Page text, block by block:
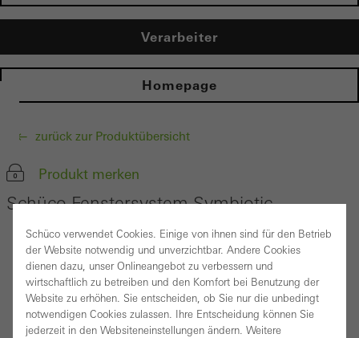
Verarbeiter
Homepage
zurück zur Produktübersicht
Produkt merken
Schüco Fenstersystem Symbiotic
Schüco verwendet Cookies. Einige von ihnen sind für den Betrieb
der Website notwendig und unverzichtbar. Andere Cookies
dienen dazu, unser Onlineangebot zu verbessern und
wirtschaftlich zu betreiben und den Komfort bei Benutzung der
Website zu erhöhen. Sie entscheiden, ob Sie nur die unbedingt
notwendigen Cookies zulassen. Ihre Entscheidung können Sie
jederzeit in den Websiteneinstellungen ändern. Weitere